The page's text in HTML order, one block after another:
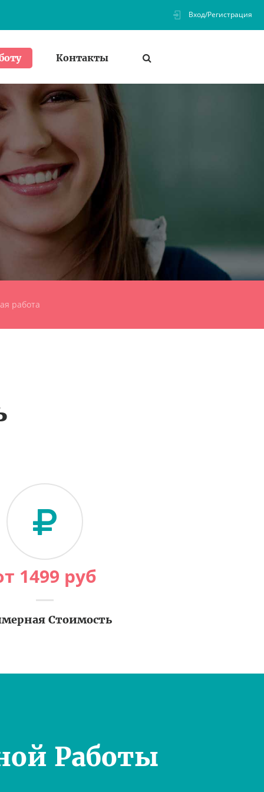
Вход/Регистрация
Контакты
работа
1499 руб
Стоимость
Работы